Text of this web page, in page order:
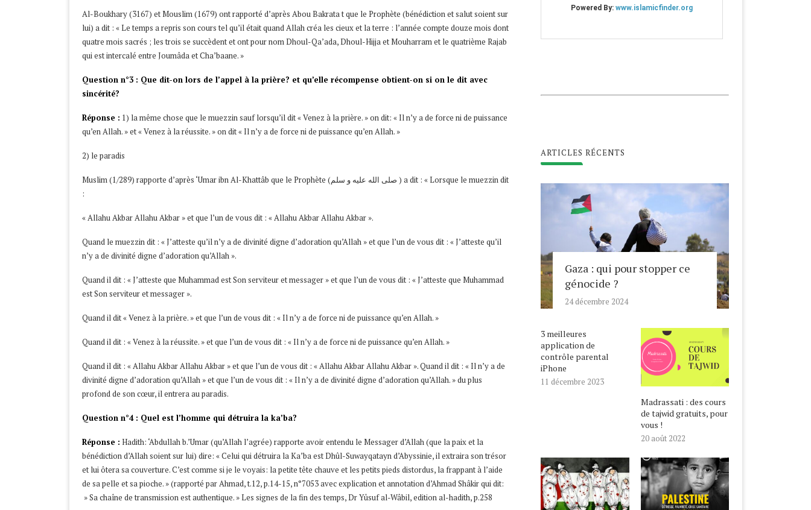
Al-Boukhary (3167) et Mouslim (1679) ont rapporté d’après Abou Bakrata t que le Prophète (bénédiction et salut soient sur
lui) a dit : « Le temps a repris son cours tel qu’il était quand Allah créa les cieux et la terre : l’année compte douze mois dont
quatre mois sacrés ; les trois se succèdent et ont pour nom Dhoul-Qa’ada, Dhoul-Hijja et Mouharram et le quatrième Rajab
qui est intercalé entre Joumâda et Cha’baane. »
Question n°3 : Que dit-on lors de l’appel à la prière? et qu’elle récompense obtient-on si on le dit avec
sincérité?
Réponse : 1) la même chose que le muezzin sauf lorsqu’il dit « Venez à la prière. » on dit: « Il n’y a de force ni de puissance
qu’en Allah. » et « Venez à la réussite. » on dit « Il n’y a de force ni de puissance qu’en Allah. »
2) le paradis
Muslim (1/289) rapporte d’après ‘Umar ibn Al-Khattâb que le Prophète (صلى الله عليه و سلم ) a dit : « Lorsque le muezzin dit
:
« Allahu Akbar Allahu Akbar » et que l’un de vous dit : « Allahu Akbar Allahu Akbar ».
Quand le muezzin dit : « J’atteste qu’il n’y a de divinité digne d’adoration qu’Allah » et que l’un de vous dit : « J’atteste qu’il
n’y a de divinité digne d’adoration qu’Allah ».
Quand il dit : « J’atteste que Muhammad est Son serviteur et messager » et que l’un de vous dit : « J’atteste que Muhammad
est Son serviteur et messager ».
Quand il dit « Venez à la prière. » et que l’un de vous dit : « Il n’y a de force ni de puissance qu’en Allah. »
Quand il dit : « Venez à la réussite. » et que l’un de vous dit : « Il n’y a de force ni de puissance qu’en Allah. »
Quand il dit : « Allahu Akbar Allahu Akbar » et que l’un de vous dit : « Allahu Akbar Allahu Akbar ». Quand il dit : « Il n’y a de
divinité digne d’adoration qu’Allah » et que l’un de vous dit : « Il n’y a de divinité digne d’adoration qu’Allah. » du plus
profond de son cœur, il entrera au paradis.
Question n°4 : Quel est l’homme qui détruira la ka’ba?
Réponse : Hadith: ‘Abdullah b.’Umar (qu’Allah l’agrée) rapporte avoir entendu le Messager d’Allah (que la paix et la
bénédiction d’Allah soient sur lui) dire: « Celui qui détruira la Ka’ba est Dhûl-Suwayqatayn d’Abyssinie, il extraira son trésor
et lui ôtera sa couverture. C’est comme si je le voyais: la petite tête chauve et les petits pieds distordus, la frappant à l’aide
de sa pelle et sa pioche. » (rapporté par Ahmad, t.12, p.14-15, n°7053 avec explication et annotation d’Ahmad Shâkir qui dit:
» Sa chaîne de transmission est authentique. » Les signes de la fin des temps, Dr Yûsuf al-Wâbil, edition al-hadith, p.258
ARTICLES RÉCENTS
Gaza : qui pour stopper ce
génocide ?
24 décembre 2024
3 meilleures
application de
contrôle parental
iPhone
11 décembre 2023
Madrassati : des cours
de tajwid gratuits, pour
vous !
20 août 2022